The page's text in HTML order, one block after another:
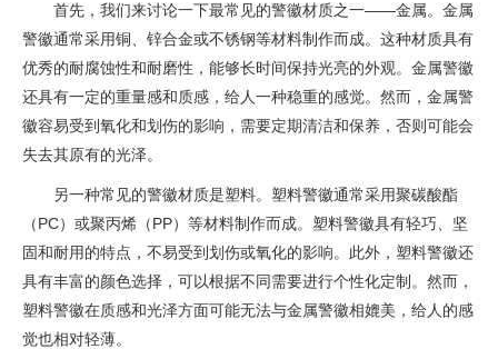
首先，我们来讨论一下最常见的警徽材质之一——金属。金属
警徽通常采用铜、锌合金或不锈钢等材料制作而成。这种材质具有
优秀的耐腐蚀性和耐磨性，能够长时间保持光亮的外观。金属警徽
还具有一定的重量感和质感，给人一种稳重的感觉。然而，金属警
徽容易受到氧化和划伤的影响，需要定期清洁和保养，否则可能会
失去其原有的光泽。
另一种常见的警徽材质是塑料。塑料警徽通常采用聚碳酸酯
（PC）或聚丙烯（PP）等材料制作而成。塑料警徽具有轻巧、坚
固和耐用的特点，不易受到划伤或氧化的影响。此外，塑料警徽还
具有丰富的颜色选择，可以根据不同需要进行个性化定制。然而，
塑料警徽在质感和光泽方面可能无法与金属警徽相媲美，给人的感
觉也相对轻薄。